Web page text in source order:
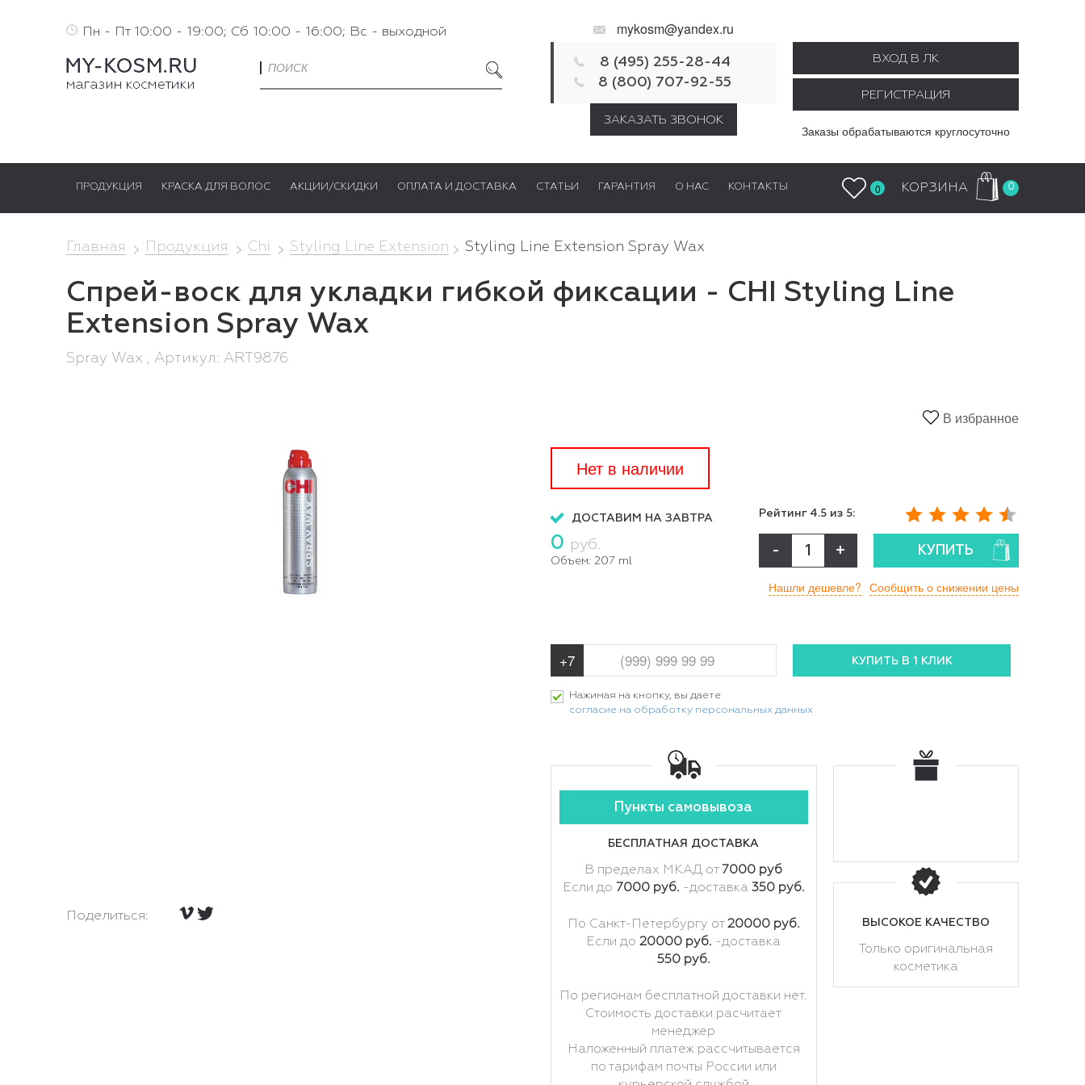
Пн - Пт 10:00 - 19:00; Сб 10:00 - 16:00; Вс - выходной mykosm@yandex.ru
8 (495) 255-28-44
8 (800) 707-92-55
ЗАКАЗАТЬ ЗВОНОК
ВХОД В ЛК
РЕГИСТРАЦИЯ
Заказы обрабатываются круглосуточно
ПРОДУКЦИЯ КРАСКА ДЛЯ ВОЛОС АКЦИИ/СКИДКИ ОПЛАТА И ДОСТАВКА СТАТЬИ ГАРАНТИЯ О НАС КОНТАКТЫ 0 КОРЗИНА 0
Главная Продукция Chi Styling Line Extension Styling Line Extension Spray Wax
Спрей-воск для укладки гибкой фиксации - CHI Styling Line
Extension Spray Wax
Spray Wax , Артикул: ART9876
В избранное
Поделиться:
Нет в наличии
ДОСТАВИМ НА ЗАВТРА Рейтинг 4.5 из 5:
0 руб.
Объем: 207 ml
- + КУПИТЬ
Нашли дешевле? Сообщить о снижении цены
Нажимая на кнопку, вы даете
согласие на обработку персональных данных
Пункты самовывоза
БЕСПЛАТНАЯ ДОСТАВКА
В пределах МКАД от7000 руб
Если до 7000 руб. -доставка 350 руб.
По Санкт-Петербургу от20000 руб.
Если до20000 руб. -доставка
550 руб.
По регионам бесплатной доставки нет.
Стоимость доставки расчитает
менеджер
Наложенный платеж рассчитывается
по тарифам почты России или
ВЫСОКОЕ КАЧЕСТВО
Только оригинальная
косметика